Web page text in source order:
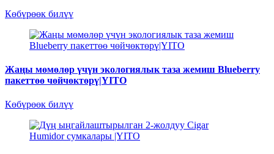
Көбүрөөк билүү
Жаңы мөмөлөр үчүн экологиялык таза жемиш Blueberry
пакеттөө чөйчөктөрү|YITO
Көбүрөөк билүү